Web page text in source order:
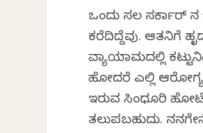
ಒಂದು ಸಲ ಸರ್ಕಾರ್ ನ
ಕರೆದಿದ್ದೆವು. ಆತನಿಗೆ
ವ್ಯಾಯಾಮದಲ್ಲಿ
ಹೋದರೆ ಎಲ್ಲಿ ಆರೋಗ್ಯ
ಇರುವ ಸಿಂಧೂರಿ
ತಲುಪಬಹುದು.